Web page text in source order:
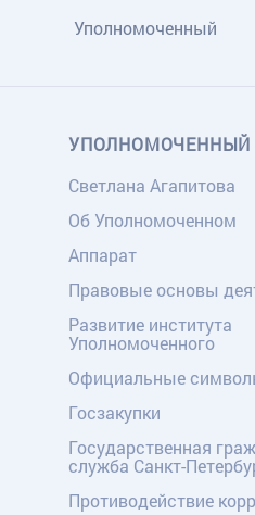
Уполномоченный
УПОЛНОМОЧЕННЫЙ
Светлана Агапитова
Об Уполномоченном
Аппарат
Правовые основы
Развитие института
Уполномоченного
Официальные
Госзакупки
Государственная
служба Санкт-
Противодействие